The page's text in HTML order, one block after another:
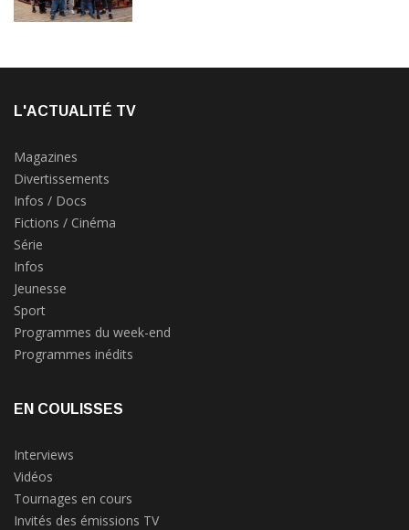
L'ACTUALITÉ TV
Magazines
Divertissements
Infos / Docs
Fictions / Cinéma
Série
Infos
Jeunesse
Sport
Programmes du week-end
Programmes inédits
EN COULISSES
Interviews
Vidéos
Tournages en cours
Invités des émissions TV